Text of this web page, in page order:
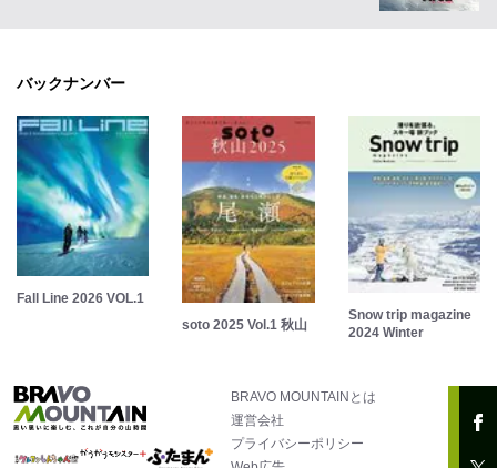
バックナンバー
Fall Line 2026 VOL.1
soto 2025 Vol.1 秋山
Snow trip magazine
2024 Winter
BRAVO MOUNTAINとは
運営会社
プライバシーポリシー